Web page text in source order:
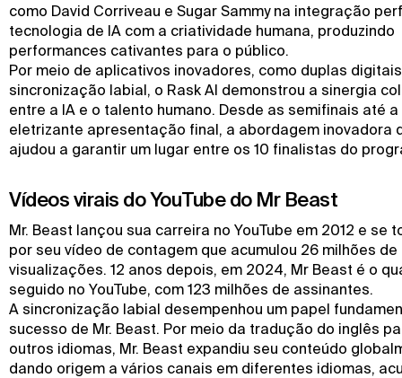
como David Corriveau e Sugar Sammy na integração
tecnologia de IA com a criatividade humana, produzindo
performances cativantes para o público.
Por meio de aplicativos inovadores, como duplas
sincronização labial, o Rask AI demonstrou a sinergia
entre a IA e o talento humano. Desde as semifinais até a
eletrizante apresentação final, a abordagem inovadora
ajudou a garantir um lugar entre os 10 finalistas do
Vídeos virais do YouTube do Mr Beast
Mr. Beast lançou sua carreira no YouTube em 2012 e se
por seu vídeo de contagem que acumulou 26 milhões de
visualizações. 12 anos depois, em 2024, Mr Beast é o
seguido no YouTube, com 123 milhões de assinantes.
A sincronização labial desempenhou um papel
sucesso de Mr. Beast. Por meio da tradução do inglês
outros idiomas, Mr. Beast expandiu seu conteúdo
dando origem a vários canais em diferentes idiomas,